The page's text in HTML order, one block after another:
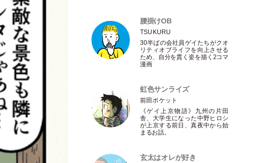
腰掛けOB
TSUKURU
30半ばの会社員ゲイたちがクオ
リティオブライフを向上させる
ため、自分を貫く姿を描く2コマ
漫画
虹色サンライズ
前田ポケット
《ゲイ上京物語》九州の片田
舎、大学生になった中野ヒロシ
が上京する前日、真夜中から始
まるお話。
玄太はオレが好き